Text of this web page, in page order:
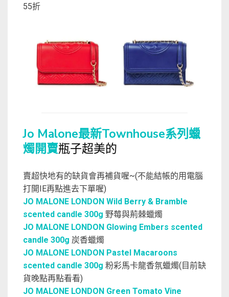
55折
Jo Malone最新Townhouse系列蠟
燭開賣瓶子超美的
賣超快地有的缺貨會再補貨喔~(不能結帳的用電腦
打開IE再點進去下單喔)
JO MALONE LONDON Wild Berry & Bramble
scented candle 300g 野莓與荊棘蠟燭
JO MALONE LONDON Glowing Embers scented
candle 300g 炭香蠟燭
JO MALONE LONDON Pastel Macaroons
scented candle 300g 粉彩馬卡龍香氛蠟燭(目前缺
貨晚點再點看看)
JO MALONE LONDON Green Tomato Vine